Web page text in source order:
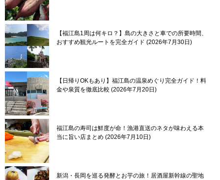
【福江島1周は何キロ？】島の大きさと車での所要時間、
おすすめ観光ルートを完全ガイド 2026年7月30日
【日帰りOKもあり】福江島の温泉めぐり完全ガイド！料
金や泉質を徹底比較 2026年7月20日
福江島の寿司は鮮度が命！漁港直送のネタが味わえる本
当に旨い店まとめ 2026年7月10日
新潟・長岡を巡る発酵とお芋の旅！居酒屋新幹線の聖地